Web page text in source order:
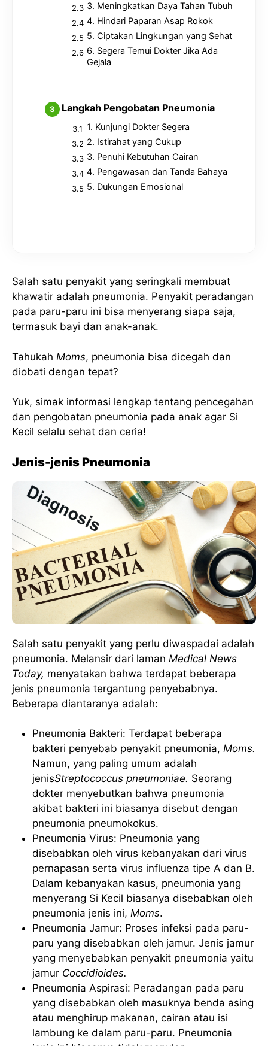
3. Meningkatkan Daya Tahan Tubuh
4. Hindari Paparan Asap Rokok
5. Ciptakan Lingkungan yang Sehat
6. Segera Temui Dokter Jika Ada
Gejala
Langkah Pengobatan Pneumonia
1. Kunjungi Dokter Segera
2. Istirahat yang Cukup
3. Penuhi Kebutuhan Cairan
4. Pengawasan dan Tanda Bahaya
5. Dukungan Emosional
Salah satu penyakit yang seringkali membuat
khawatir adalah pneumonia. Penyakit peradangan
pada paru-paru ini bisa menyerang siapa saja,
termasuk bayi dan anak-anak.
Tahukah Moms, pneumonia bisa dicegah dan
diobati dengan tepat?
Yuk, simak informasi lengkap tentang pencegahan
dan pengobatan pneumonia pada anak agar Si
Kecil selalu sehat dan ceria!
Jenis-jenis Pneumonia
Salah satu penyakit yang perlu diwaspadai adalah
pneumonia. Melansir dari laman Medical News
Today, menyatakan bahwa terdapat beberapa
jenis pneumonia tergantung penyebabnya.
Beberapa diantaranya adalah:
Pneumonia Bakteri: Terdapat beberapa
bakteri penyebab penyakit pneumonia, Moms.
Namun, yang paling umum adalah
jenisStreptococcus pneumoniae. Seorang
dokter menyebutkan bahwa pneumonia
akibat bakteri ini biasanya disebut dengan
pneumonia pneumokokus.
Pneumonia Virus: Pneumonia yang
disebabkan oleh virus kebanyakan dari virus
pernapasan serta virus influenza tipe A dan B.
Dalam kebanyakan kasus, pneumonia yang
menyerang Si Kecil biasanya disebabkan oleh
pneumonia jenis ini, Moms.
Pneumonia Jamur: Proses infeksi pada paru-
paru yang disebabkan oleh jamur. Jenis jamur
yang menyebabkan penyakit pneumonia yaitu
jamur Coccidioides.
Pneumonia Aspirasi: Peradangan pada paru
yang disebabkan oleh masuknya benda asing
atau menghirup makanan, cairan atau isi
lambung ke dalam paru-paru. Pneumonia